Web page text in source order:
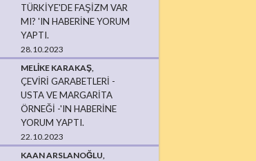
TÜRKIYE'DE FAŞIZM VAR
MI? 'IN HABERINE YORUM
YAPTI.
28.10.2023
MELIKE KARAKAŞ,
ÇEVIRI GARABETLERI -
USTA VE MARGARITA
ÖRNEĞI -'IN HABERINE
YORUM YAPTI.
22.10.2023
KAAN ARSLANOĞLU,